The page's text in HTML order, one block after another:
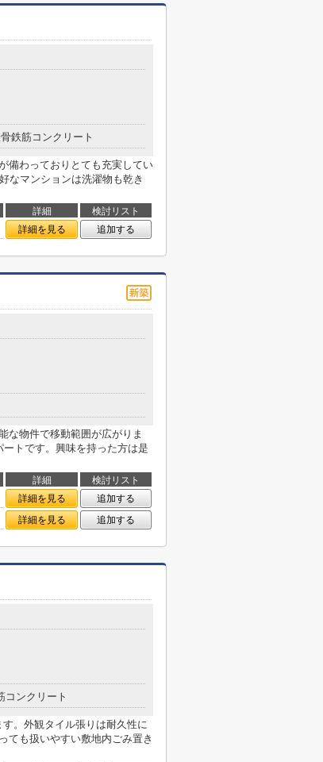
鉄筋コンクリート
備わっておりとても充実してい
なマンションは洗濯物も乾き
詳細
検討リスト
詳細を見る 追加する
な物件で移動範囲が広がりま
トです。興味を持った方は是
詳細
検討リスト
詳細を見る
追加する
詳細を見る 追加する
コンクリート
。外観タイル張りは耐久性に
ても扱いやすい敷地内ごみ置き